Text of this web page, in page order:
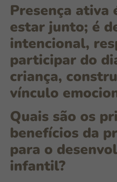
Presença ativa
estar junto; é
intencional,
participar do
criança,
vínculo
Quais são os
benefícios da
para o
infantil?